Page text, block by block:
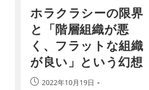
ホラクラシーの限界
と「階層組織が悪
く、フラットな組織
が良い」という幻想
2022年10月19日